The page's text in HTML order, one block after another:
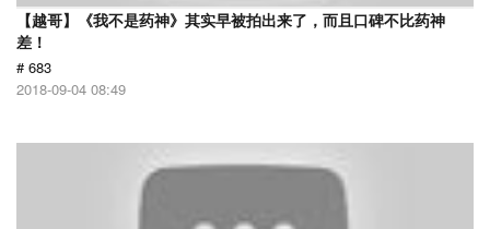
【越哥】《我不是药神》其实早被拍出来了，而且口碑不比药神
差！
# 683
2018-09-04 08:49